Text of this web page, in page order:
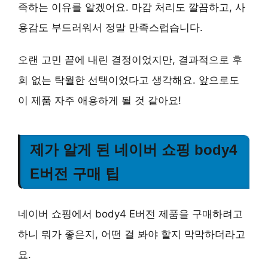
족하는 이유를 알겠어요. 마감 처리도 깔끔하고, 사
용감도 부드러워서 정말 만족스럽습니다.
오랜 고민 끝에 내린 결정이었지만, 결과적으로 후
회 없는 탁월한 선택이었다고 생각해요. 앞으로도
이 제품 자주 애용하게 될 것 같아요!
제가 알게 된 네이버 쇼핑 body4
E버전 구매 팁
네이버 쇼핑에서 body4 E버전 제품을 구매하려고
하니 뭐가 좋은지, 어떤 걸 봐야 할지 막막하더라고
요.